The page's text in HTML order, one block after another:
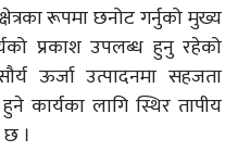
रूपमा छनोट गर्नुको मुख्य
प्रकाश उपलब्ध हुनु रहेको
ऊर्जा उत्पादनमा सहजता
कार्यका लागि स्थिर तापीय
छ ।